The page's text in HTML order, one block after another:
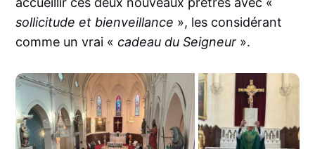
sollicitude et bienveillance », les considérant
comme un vrai «cadeau du Seigneur ».